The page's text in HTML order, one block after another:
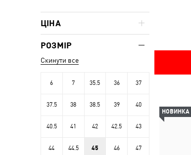
НОВИНКА
ЦІНА
РОЗМІР
Скинути все
6 7 35.5 36 37
37.5 38 38.5 39 40
40.5 41 42 42.5 43
44 44.5 45 46 47